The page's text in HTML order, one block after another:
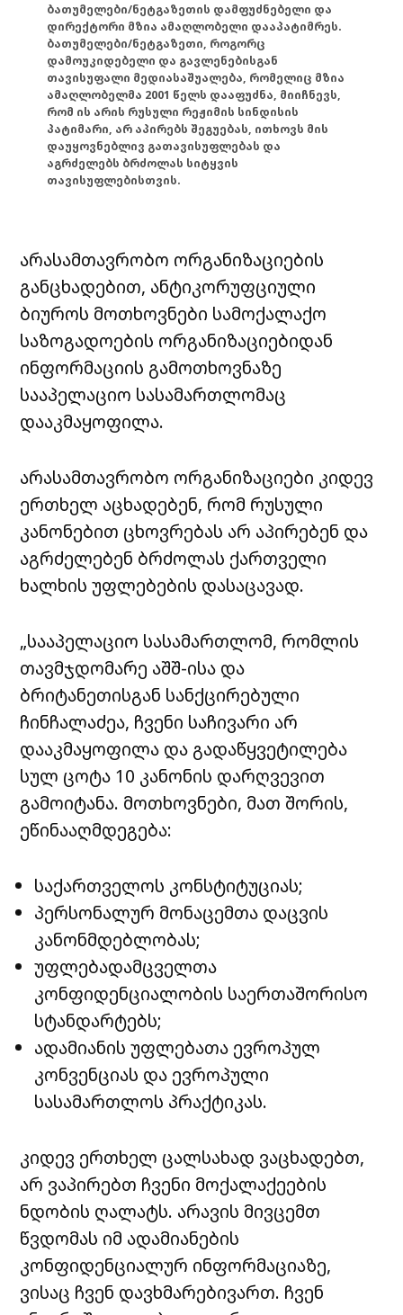
ბათუმელები/ნეტგაზეთის დამფუძნებელი და
დირექტორი მზია ამაღლობელი დააპატიმრეს.
ბათუმელები/ნეტგაზეთი, როგორც
დამოუკიდებელი და გავლენებისგან
თავისუფალი მედიასაშუალება, რომელიც მზია
ამაღლობელმა 2001 წელს დააფუძნა, მიიჩნევს,
რომ ის არის რუსული რეჟიმის სინდისის
პატიმარი, არ აპირებს შეგუებას, ითხოვს მის
დაუყოვნებლივ გათავისუფლებას და
აგრძელებს ბრძოლას სიტყვის
თავისუფლებისთვის.
არასამთავრობო ორგანიზაციების
განცხადებით, ანტიკორუფციული
ბიუროს მოთხოვნები სამოქალაქო
საზოგადოების ორგანიზაციებიდან
ინფორმაციის გამოთხოვნაზე
სააპელაციო სასამართლომაც
დააკმაყოფილა.
არასამთავრობო ორგანიზაციები კიდევ
ერთხელ აცხადებენ, რომ რუსული
კანონებით ცხოვრებას არ აპირებენ და
აგრძელებენ ბრძოლას ქართველი
ხალხის უფლებების დასაცავად.
„სააპელაციო სასამართლომ, რომლის
თავმჯდომარე აშშ-ისა და
ბრიტანეთისგან სანქცირებული
ჩინჩალაძეა, ჩვენი საჩივარი არ
დააკმაყოფილა და გადაწყვეტილება
სულ ცოტა 10 კანონის დარღვევით
გამოიტანა. მოთხოვნები, მათ შორის,
ეწინააღმდეგება:
საქართველოს კონსტიტუციას;
პერსონალურ მონაცემთა დაცვის
კანონმდებლობას;
უფლებადამცველთა
კონფიდენციალობის საერთაშორისო
სტანდარტებს;
ადამიანის უფლებათა ევროპულ
კონვენციას და ევროპული
სასამართლოს პრაქტიკას.
კიდევ ერთხელ ცალსახად ვაცხადებთ,
არ ვაპირებთ ჩვენი მოქალაქეების
ნდობის ღალატს. არავის მივცემთ
წვდომას იმ ადამიანების
კონფიდენციალურ ინფორმაციაზე,
ვისაც ჩვენ დავხმარებივართ. ჩვენ